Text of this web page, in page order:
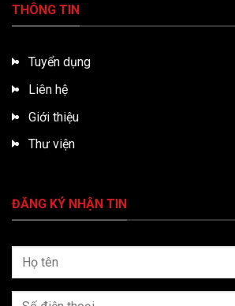
THÔNG TIN
Tuyển dụng
Liên hệ
Giới thiệu
Thư viện
ĐĂNG KÝ NHẬN TIN